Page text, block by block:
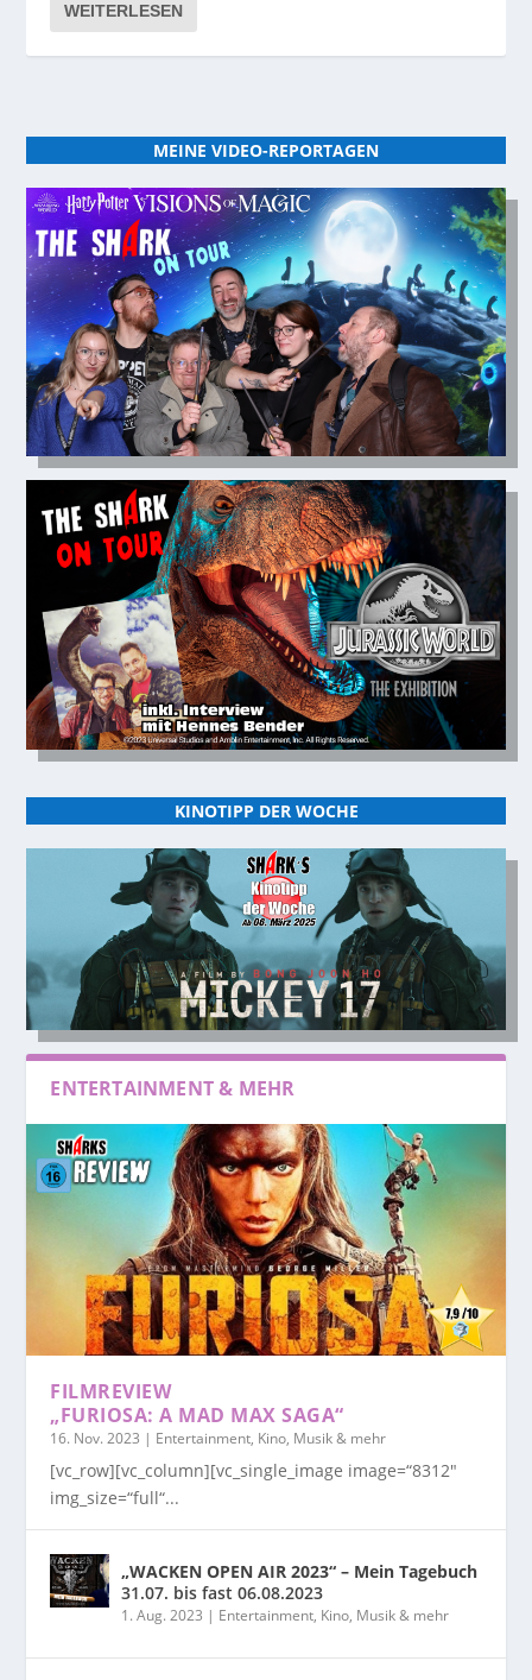
WEITERLESEN
MEINE VIDEO-REPORTAGEN
KINOTIPP DER WOCHE
ENTERTAINMENT & MEHR
FILMREVIEW
„FURIOSA: A MAD MAX SAGA“
16. Nov. 2023 | Entertainment, Kino, Musik & mehr
[vc_row][vc_column][vc_single_image image=“8312″
img_size=“full“...
„WACKEN OPEN AIR 2023“ – Mein Tagebuch
31.07. bis fast 06.08.2023
1. Aug. 2023 | Entertainment, Kino, Musik & mehr